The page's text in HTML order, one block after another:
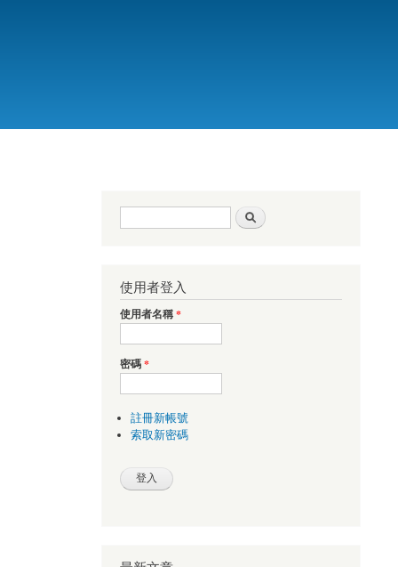
搜尋表單
使用者登入
使用者名稱*
密碼*
註冊新帳號
索取新密碼